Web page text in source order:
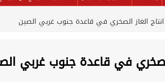
الغاز الصخري في قاعدة جنوب غربي الصين
الصخري في قاعدة جنوب غربي